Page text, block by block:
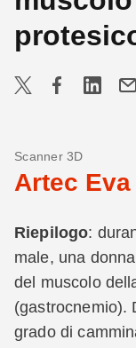
Scanner 3D
Artec Eva
Riepilogo:
male, una
del muscolo
(gastrocnemio).
grado di